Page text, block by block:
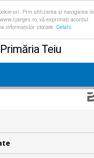
uri. Prin utilizarea și navigarea în
vă exprimați acordul
informațiilor stocate.
Detalii
Primăria Teiu